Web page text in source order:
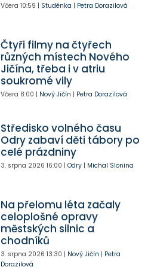
Včera 10:59 | Studénka | Petra Dorazilová
Čtyři filmy na čtyřech
různých místech Nového
Jičína, třeba i v atriu
soukromé vily
Včera 8:00 | Nový Jičín | Petra Dorazilová
Středisko volného času
Odry zabaví děti tábory po
celé prázdniny
3. srpna 2026 16:00 | Odry| Michal Slonina
Na přelomu léta začaly
celoplošné opravy
městských silnic a
chodníků
3. srpna 2026 13:30 | Nový Jičín | Petra
Dorazilová